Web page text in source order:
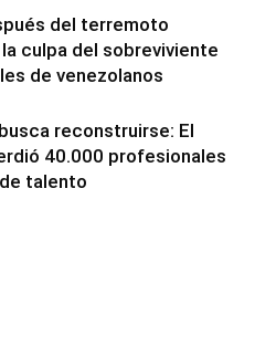
del terremoto
culpa del sobreviviente
de venezolanos
reconstruirse: El
40.000 profesionales
talento